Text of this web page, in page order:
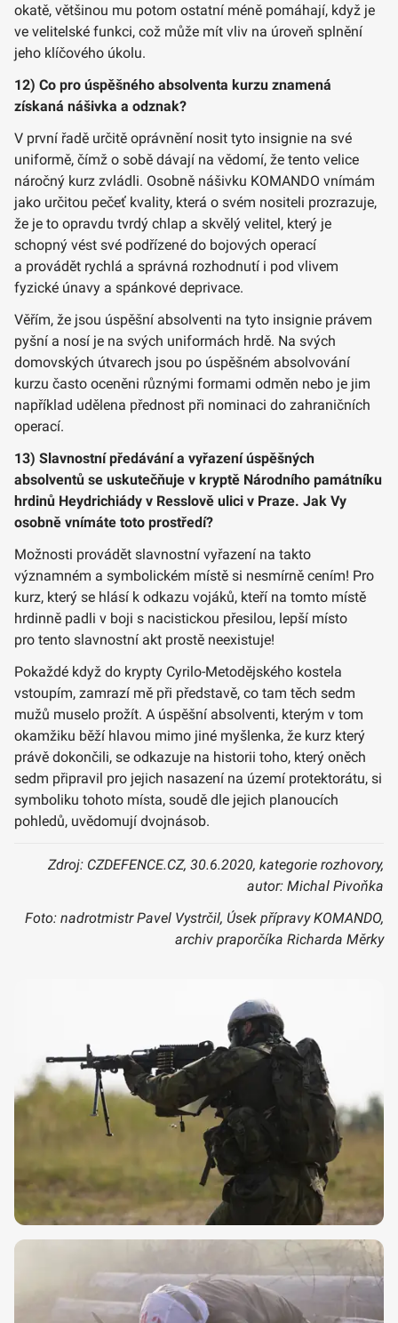
okatě, většinou mu potom ostatní méně pomáhají, když je
ve velitelské funkci, což může mít vliv na úroveň splnění
jeho klíčového úkolu.
12) Co pro úspěšného absolventa kurzu znamená
získaná nášivka a odznak?
V první řadě určitě oprávnění nosit tyto insignie na své
uniformě, čímž o sobě dávají na vědomí, že tento velice
náročný kurz zvládli. Osobně nášivku KOMANDO vnímám
jako určitou pečeť kvality, která o svém nositeli prozrazuje,
že je to opravdu tvrdý chlap a skvělý velitel, který je
schopný vést své podřízené do bojových operací
a provádět rychlá a správná rozhodnutí i pod vlivem
fyzické únavy a spánkové deprivace.
Věřím, že jsou úspěšní absolventi na tyto insignie právem
pyšní a nosí je na svých uniformách hrdě. Na svých
domovských útvarech jsou po úspěšném absolvování
kurzu často oceněni různými formami odměn nebo je jim
například udělena přednost při nominaci do zahraničních
operací.
13) Slavnostní předávání a vyřazení úspěšných
absolventů se uskutečňuje v kryptě Národního památníku
hrdinů Heydrichiády v Resslově ulici v Praze. Jak Vy
osobně vnímáte toto prostředí?
Možnosti provádět slavnostní vyřazení na takto
významném a symbolickém místě si nesmírně cením! Pro
kurz, který se hlásí k odkazu vojáků, kteří na tomto místě
hrdinně padli v boji s nacistickou přesilou, lepší místo
pro tento slavnostní akt prostě neexistuje!
Pokaždé když do krypty Cyrilo-Metodějského kostela
vstoupím, zamrazí mě při představě, co tam těch sedm
mužů muselo prožít. A úspěšní absolventi, kterým v tom
okamžiku běží hlavou mimo jiné myšlenka, že kurz který
právě dokončili, se odkazuje na historii toho, který oněch
sedm připravil pro jejich nasazení na území protektorátu, si
symboliku tohoto místa, soudě dle jejich planoucích
pohledů, uvědomují dvojnásob.
Zdroj: CZDEFENCE.CZ, 30.6.2020, kategorie rozhovory,
autor: Michal Pivoňka
Foto: nadrotmistr Pavel Vystrčil, Úsek přípravy KOMANDO,
archiv praporčíka Richarda Měrky